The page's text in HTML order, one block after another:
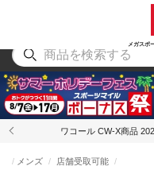
メガスポ
アウトド
ワコール CW-X商品
メンズ 店舗受取可能